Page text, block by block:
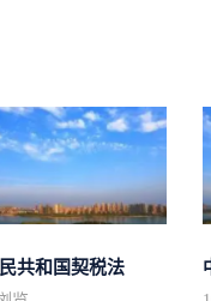
共和国契税法